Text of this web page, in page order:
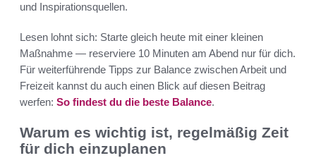
und Inspirationsquellen.
Lesen lohnt sich: Starte gleich heute mit einer kleinen
Maßnahme — reserviere 10 Minuten am Abend nur für dich.
Für weiterführende Tipps zur Balance zwischen Arbeit und
Freizeit kannst du auch einen Blick auf diesen Beitrag
werfen: So findest du die beste Balance.
Warum es wichtig ist, regelmäßig Zeit
für dich einzuplanen